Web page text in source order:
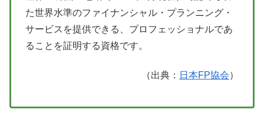
た世界水準のファイナンシャル・プランニング・
サービスを提供できる、プロフェッショナルであ
ることを証明する資格です。
（出典： 日本FP協会）